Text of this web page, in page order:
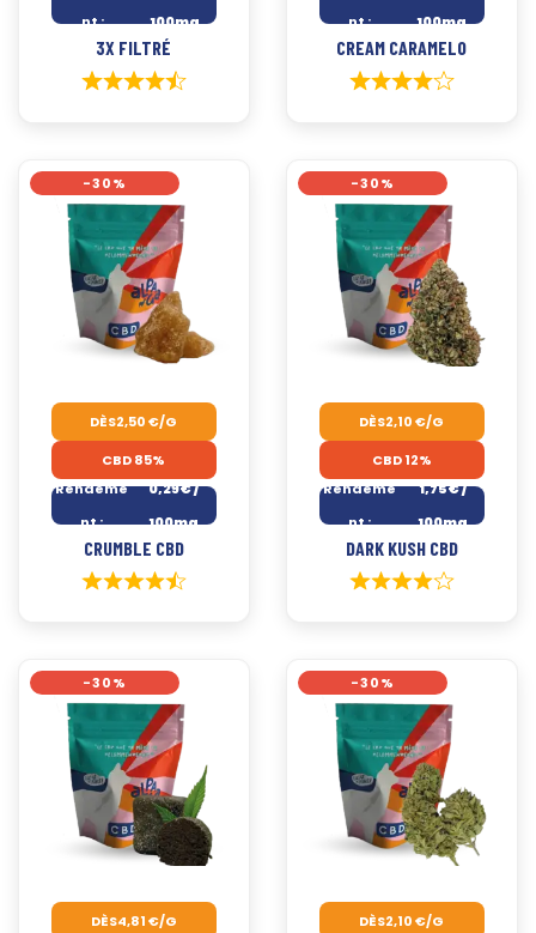
nt :
100mg
3X FILTRÉ
nt :
100mg
CREAM CARAMELO
-30%
DÈS2,50€/G
CBD 85%
Rendeme
nt :
0,29€ /
100mg
CRUMBLE CBD
-30%
DÈS2,10€/G
CBD 12%
Rendeme
nt :
1,75€ /
100mg
DARK KUSH CBD
-30%
DÈS4,81€/G
-30%
DÈS2,10€/G